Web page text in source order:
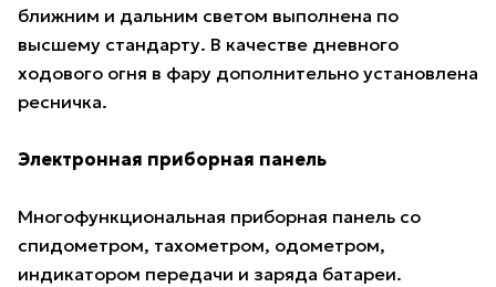
ближним и дальним светом выполнена по
высшему стандарту. В качестве дневного
ходового огня в фару дополнительно установлена
ресничка.
Электронная приборная панель
Многофункциональная приборная панель со
спидометром, тахометром, одометром,
индикатором передачи и заряда батареи.